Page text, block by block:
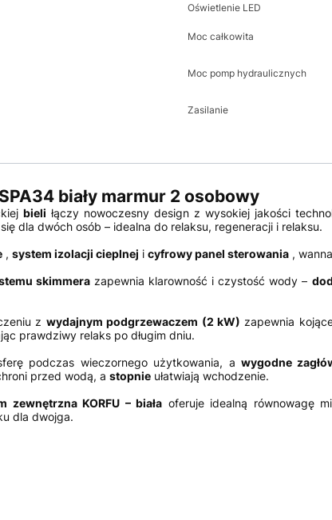
Oświetlenie LED
Moc całkowita
Moc pomp hydraulicznych
Zasilanie
biały marmur 2 osobowy
bieli łączy nowoczesny design z wysokiej jakości
dla dwóch osób – idealna do relaksu, regeneracji i relaksu.
, system izolacji cieplnej i cyfrowy panel sterowania ,
skimmerazapewnia klarowność i czystość wody –
z wydajnym podgrzewaczem (2 kW) zapewnia
prawdziwy relaks po długim dniu.
podczas wieczornego użytkowania, a wygodne
przed wodą, a stopnie ułatwiają wchodzenie.
zewnętrzna KORFU – biała oferuje idealną równowagę
dla dwojga.